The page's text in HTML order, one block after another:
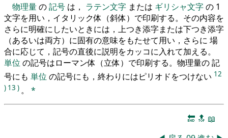
物理量の記号 は， ラテン文字 または ギリシャ文字の 1
文字を用い，イタリック体（斜体）で印刷する。その内容を
さらに明確にしたいときには，上つき添字または下つき添字
（あるいは両方）に固有の意味をもたせて用い，さらに 場
合に応じて，記号の直後に説明をカッコに入れて加える。
単位 の記号はローマン体（立体）で印刷する。物理量の 記
号にも 単位 の記号にも，終わりにはピリオドをつけない 12
) 13 ) 。 *
🔚 🔝 📖